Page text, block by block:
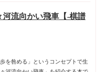
流向かい飛車【-棋譜
を咎める」というコンセプトで生